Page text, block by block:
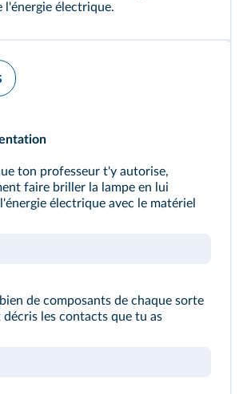
l'énergie électrique.
ton professeur t'y autorise,
faire briller la lampe en lui
électrique avec le matériel
de composants de chaque sorte
les contacts que tu as